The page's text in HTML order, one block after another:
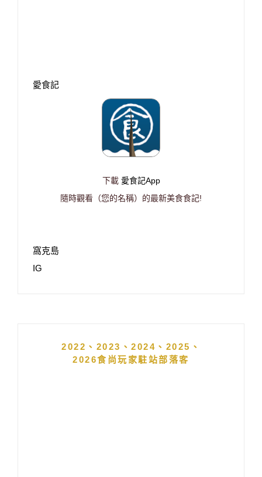
愛食記
下載 愛食記App
隨時觀看（您的名稱）的最新美食食記!
窩克島
IG
2022、2023、2024、2025、
2026食尚玩家駐站部落客